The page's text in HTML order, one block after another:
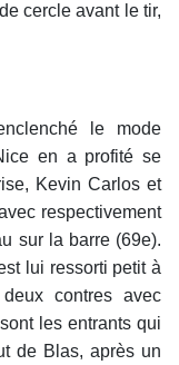
cercle avant le tir,
le mode
en a profité se
Kevin Carlos et
respectivement
sur la barre (69e).
lui ressorti petit à
contres avec
les entrants qui
de Blas, après un